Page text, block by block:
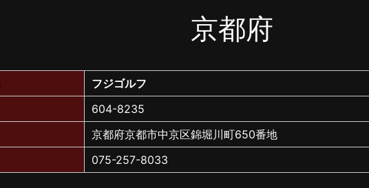
京都府
フジゴルフ
604-8235
京都府京都市中京区錦堀川町650番地
075-257-8033